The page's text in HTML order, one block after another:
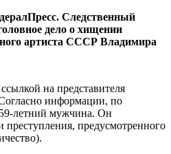
Следственный
дело о хищении
артиста СССР Владимира
на представителя
информации, по
летний мужчина. Он
преступления, предусмотренного